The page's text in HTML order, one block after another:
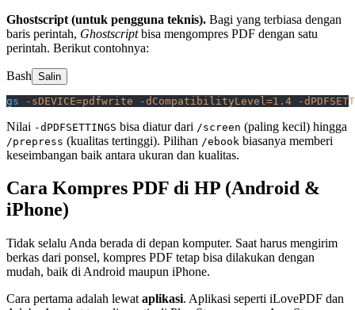
Ghostscript (untuk pengguna teknis). Bagi yang terbiasa dengan
baris perintah, Ghostscriptbisa mengompres PDF dengan satu
perintah. Berikut contohnya:
Bash Salin
gs -sDEVICE=pdfwrite -dCompatibilityLevel=1.4 -
Nilai -dPDFSETTINGS bisa diatur dari /screen (paling kecil) hingga
/prepress (kualitas tertinggi). Pilihan /ebook biasanya memberi
keseimbangan baik antara ukuran dan kualitas.
Cara Kompres PDF di HP (Android &
iPhone)
Tidak selalu Anda berada di depan komputer. Saat harus mengirim
berkas dari ponsel, kompres PDF tetap bisa dilakukan dengan
mudah, baik di Android maupun iPhone.
Cara pertama adalah lewat aplikasi. Aplikasi seperti iLovePDF dan